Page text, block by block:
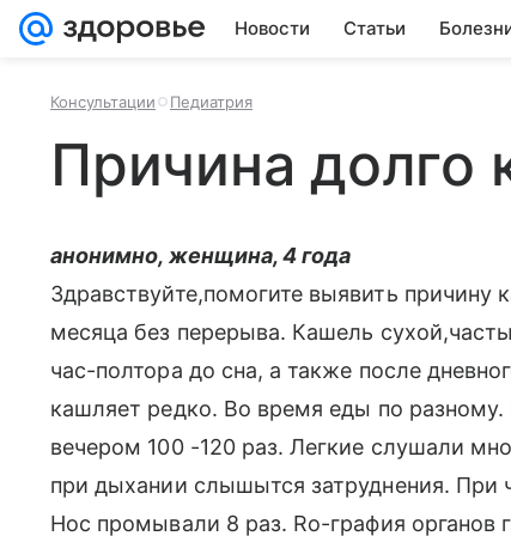
Новости Статьи
Консультации Педиатрия
Причина долго
анонимно, женщина, 4 года
Здравствуйте,помогите выявить причину
месяца без перерыва. Кашель
час-полтора до сна, а также после
кашляет редко. Во время еды по
вечером 100 -120 раз. Легкие слушали
при дыхании слышытся затруднения. При
Нос промывали 8 раз. Ro-графия органов